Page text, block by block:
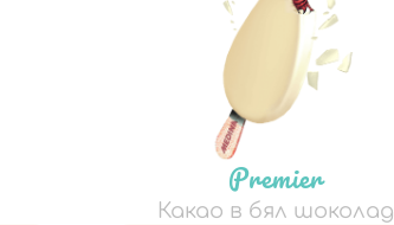
Premier
Какао в бял шоколад